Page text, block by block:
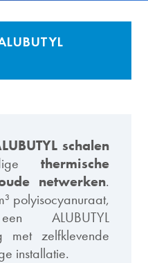
schalen
thermische
netwerken.
polyisocyanuraat,
ALUBUTYL
met zelfklevende
installatie.